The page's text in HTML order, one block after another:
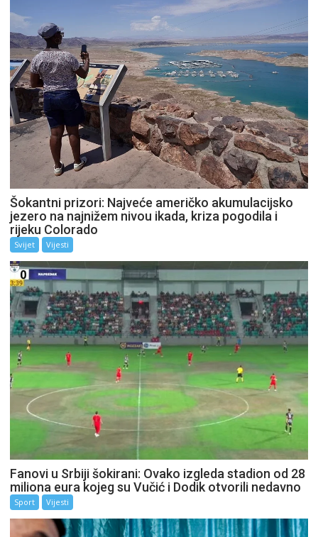
Šokantni prizori: Najveće američko akumulacijsko
jezero na najnižem nivou ikada, kriza pogodila i
rijeku Colorado
Svijet Vijesti
Fanovi u Srbiji šokirani: Ovako izgleda stadion od 28
miliona eura kojeg su Vučić i Dodik otvorili nedavno
Sport Vijesti